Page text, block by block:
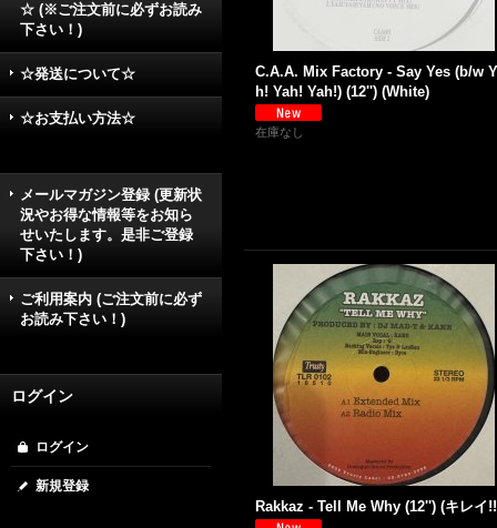
☆ (※ご注文前に必ずお読み
下さい！)
☆発送について☆
☆お支払い方法☆
メールマガジン登録 (更新状
況やお得な情報等をお知ら
せいたします。是非ご登録
下さい！)
ご利用案内 (ご注文前に必ず
お読み下さい！)
ログイン
ログイン
新規登録
C.A.A. Mix Factory - Say Yes (b/w
h! Yah! Yah!) (12'') (White)
在庫なし
Rakkaz - Tell Me Why (12'') (キレイ